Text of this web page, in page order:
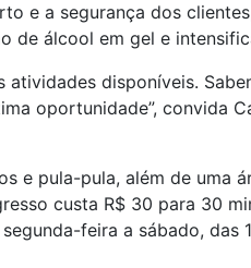
e a segurança dos
de álcool em gel e
disponíveis.
oportunidade”, convida
e pula-pula, além de uma
custa R$ 30 para 30
feira a sábado, das